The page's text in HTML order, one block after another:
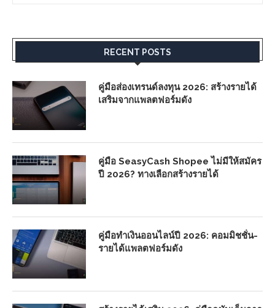
RECENT POSTS
คู่มือส่องเทรนด์ลงทุน 2026: สร้างรายได้
เสริมจากแพลตฟอร์มดัง
คู่มือ SeasyCash Shopee ไม่มีให้สมัคร
ปี 2026? ทางเลือกสร้างรายได้
คู่มือทำเงินออนไลน์ปี 2026: คอมมิชชั่น-
รายได้แพลตฟอร์มดัง